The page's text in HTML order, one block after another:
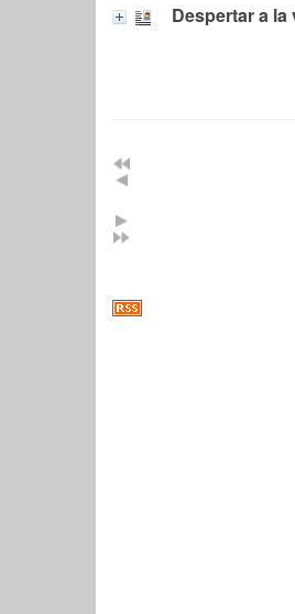
Despertar a la